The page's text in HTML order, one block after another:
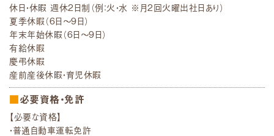
休日・休暇 週休2日制（例：火・水 ※月2回火曜出社日あり）
夏季休暇（6日～9日）
年末年始休暇（6日～9日）
有給休暇
慶弔休暇
産前産後休暇・育児休暇
必要資格・免許
【必要な資格】
・普通自動車運転免許